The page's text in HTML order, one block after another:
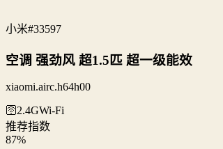
小米#33597
空调 强劲风 超1.5匹 超一级能效
xiaomi.airc.h64h00
🛜2.4GWi‑Fi
推荐指数
87%